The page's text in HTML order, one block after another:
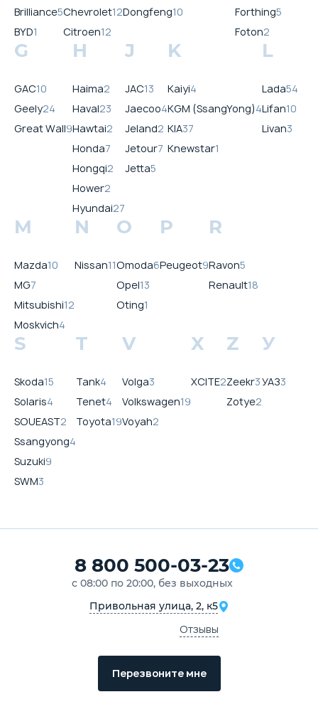
Brilliance5
BYD1
Chevrolet12
Citroen12
Dongfeng10
Forthing5
Foton2
G
GAC10
Geely24
Great Wall9
H
Haima2
Haval23
Hawtai2
Honda7
Hongqi2
Hower2
Hyundai27
J
JAC13
Jaecoo4
Jeland2
Jetour7
Jetta5
K
Kaiyi4
KGM (SsangYong)4
KIA37
Knewstar1
L
Lada54
Lifan10
Livan3
M
Mazda10
MG7
Mitsubishi12
Moskvich4
N
Nissan11
O
Omoda6
Opel13
Oting1
P
Peugeot9
R
Ravon5
Renault18
S
Skoda15
Solaris4
SOUEAST2
Ssangyong4
Suzuki9
SWM3
T
Tank4
Tenet4
Toyota19
V
Volga3
Volkswagen19
Voyah2
X
XCITE2
Z
Zeekr3
Zotye2
У
УАЗ3
8 800 500-03-23
с 08:00 по 20:00, без выходных
Привольная улица, 2, к5
Отзывы
Перезвоните мне